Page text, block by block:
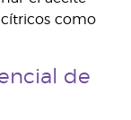
cítricos como
de